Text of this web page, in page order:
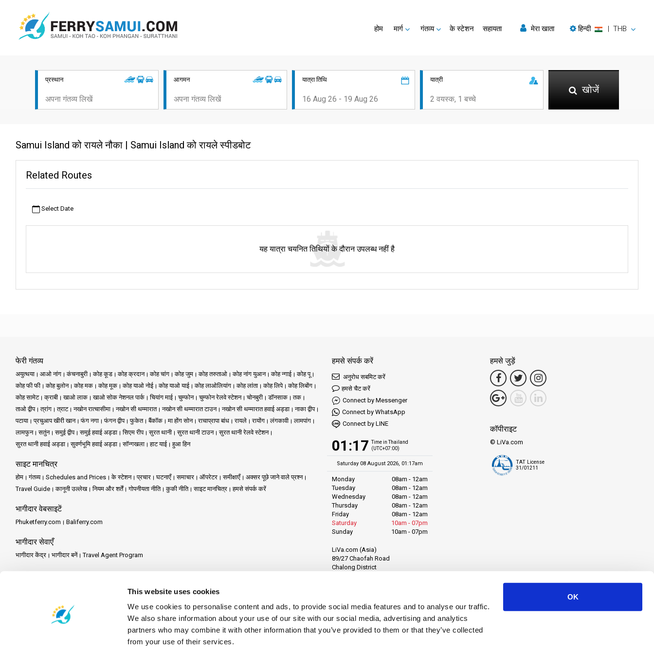
This website uses cookies
We use cookies to personalise content and ads, to provide social media features and to analyse our traffic.
We also share information about your use of our site with our social media, advertising and analytics
partners who may combine it with other information that you’ve provided to them or that they’ve collected
from your use of their services.
OK
होम मार्ग गंतव्य के स्टेशन सहायता मेरा खाता हिन्दी | THB
प्रस्थान आगमन यात्रा तिथि यात्री
खोजें
Samui Island को रायले नौका | Samui Island को रायले स्पीडबोट
Related Routes
Select Date
यह यात्रा चयनित तिथियों के दौरान उपलब्ध नहीं है
फेरी गंतव्य
अयुत्थया आओ नांग कंचनाबुरी कोह कूड कोह क्रदान कोह चांग कोह जुम कोह तरुताओ कोह नांग युआन कोह न्गाई
कोह पू
कोह फी फी
कोह बुलोन कोह मक कोह मूक कोह याओ नोई कोह याओ याई कोह लाओलियांग कोह लांता कोह लिपे
कोह लिबोंग
कोह सामेट
क्राबी खाओ लाक खाओ सोक नेशनल पार्क चियांग माई चुम्फोन चुम्फोन रेलवे स्टेशन चोनबुरी डॉनसाक
तक
ताओ द्वीप
त्रांग त्राट नखोन रात्चासीमा नखोन सी थम्मारात नखोन सी थम्मारात टाउन नखोन सी थम्मारात हवाई अड्डा
नाका द्वीप
पटाया
प्रचुआप खीरी खान फंग नगा फंगन द्वीप फुकेत बैंकॉक मा होंग सोन राचाप्रापा बांध रायले रायोंग लंगकावी
लामपांग
लामफुन
सतुंन समुई द्वीप समुई हवाई अड्डा सिएम रीप सुरत थानी सुरत थानी टाउन
सुरत थानी रेलवे स्टेशन
सुरत थानी हवाई अड्डा
सुवर्णभूमि हवाई अड्डा सॉन्गखला हाट याई हुआ हिन
साइट मानचित्र
होम गंतव्य Schedules and Prices के स्टेशन प्रचार घटनाएँ समाचार ऑपरेटर समीक्षाएँ
अक्सर पूछे जाने वाले प्रश्न
Travel Guide
कानूनी उल्लेख नियम और शर्तें गोपनीयता नीति कुकी नीति साइट मानचित्र हमसे संपर्क करें
भागीदार वेबसाइटें
Phuketferry.com Baliferry.com
भागीदार सेवाएँ
भागीदार केंद्र भागीदार बनें Travel Agent Program
हमसे संपर्क करें
अनुरोध सबमिट करें
हमसे चैट करें
Connect by Messenger
Connect by WhatsApp
Connect by LINE
01:17 Time in Thailand
(UTC+07:00)
Saturday 08 August 2026, 01:17am
Monday
08am - 12am
Tuesday
08am - 12am
Wednesday
08am - 12am
Thursday
08am - 12am
Friday
08am - 12am
Saturday
10am - 07pm
Sunday
10am - 07pm
LiVa.com (Asia)
89/27 Chaofah Road
Chalong District
हमसे जुड़ें
कॉपीराइट
© LiVa.com
TAT License
31/01211